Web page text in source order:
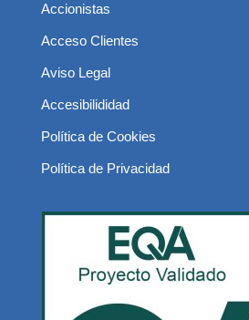
Accionistas
Acceso Clientes
Aviso Legal
Accesibilididad
Política de Cookies
Política de Privacidad